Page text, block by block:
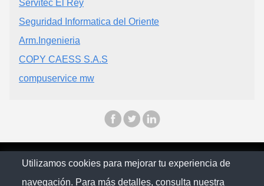
Servitec El Rey
Seguridad Informatica del Oriente
Arm.Ingenieria
COPY CAESS S.A.S
compuservice mw
© Citymaps Colombia 2025
Utilizamos cookies para mejorar tu experiencia de
navegación. Para más detalles, consulta nuestra